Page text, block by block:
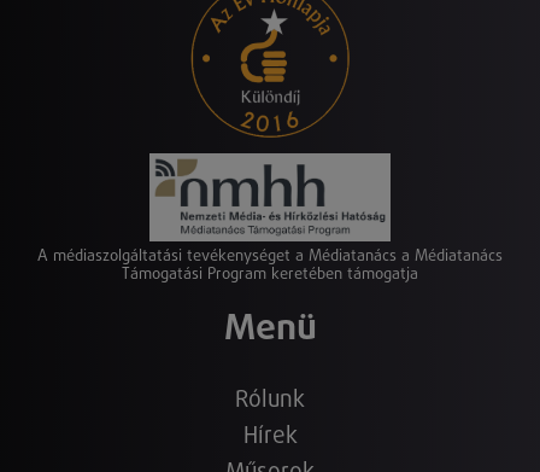
A médiaszolgáltatási tevékenységet a Médiatanács a Médiatanács
Támogatási Program keretében támogatja
Menü
Rólunk
Hírek